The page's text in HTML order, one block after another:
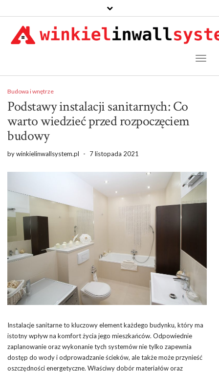
Budowa i wnętrze
Podstawy instalacji sanitarnych: Co
warto wiedzieć przed rozpoczęciem
budowy
bywinkielinwallsystem.pl - 7 listopada 2021
Instalacje sanitarne to kluczowy element każdego budynku, który ma
istotny wpływ na komfort życia jego mieszkańców. Odpowiednie
zaplanowanie oraz wykonanie tych systemów nie tylko zapewnia
dostęp do wody i odprowadzanie ścieków, ale także może przynieść
oszczędności energetyczne. Właściwy dobór materiałów oraz